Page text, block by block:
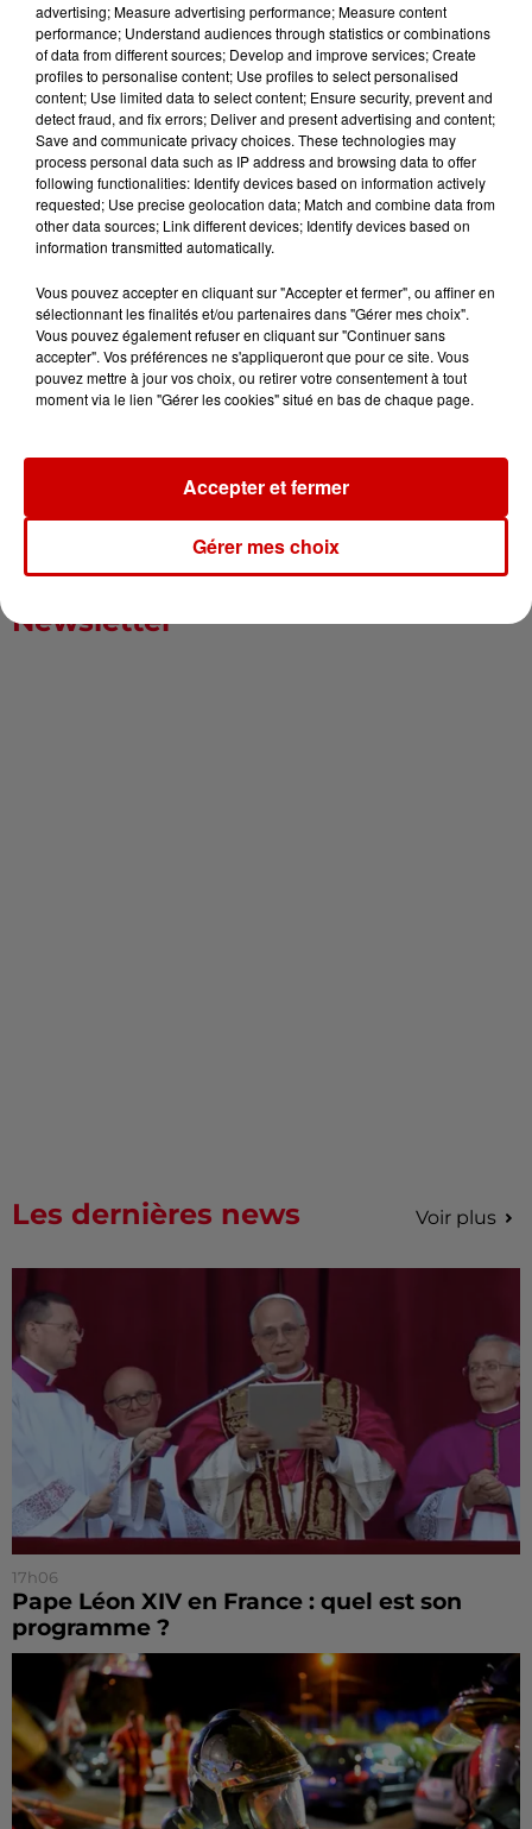
Aménager un school bus au
Canada et accueillir les bleus à
Boston,...
Born in the U.S.A - Bruce
Springsteen : la chanson que
l’Amérique...
Newsletter
Les dernières news Voir plus
17h06
Pape Léon XIV en France : quel est son
programme ?
advertising; Measure advertising performance; Measure content
performance; Understand audiences through statistics or combinations
of data from different sources; Develop and improve services; Create
profiles to personalise content; Use profiles to select personalised
content; Use limited data to select content; Ensure security, prevent and
detect fraud, and fix errors; Deliver and present advertising and content;
Save and communicate privacy choices. These technologies may
process personal data such as IP address and browsing data to offer
following functionalities: Identify devices based on information actively
requested; Use precise geolocation data; Match and combine data from
other data sources; Link different devices; Identify devices based on
information transmitted automatically.
Vous pouvez accepter en cliquant sur "Accepter et fermer", ou affiner en
sélectionnant les finalités et/ou partenaires dans "Gérer mes choix".
Vous pouvez également refuser en cliquant sur "Continuer sans
accepter". Vos préférences ne s'appliqueront que pour ce site. Vous
pouvez mettre à jour vos choix, ou retirer votre consentement à tout
moment via le lien "Gérer les cookies" situé en bas de chaque page.
Gérer mes choix
Accepter et fermer